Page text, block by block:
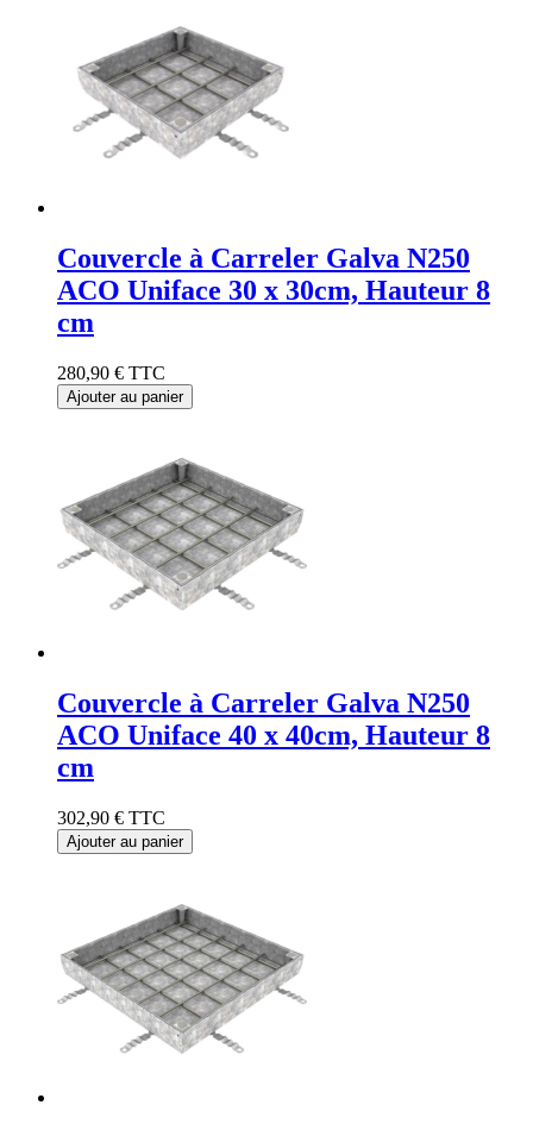
Couvercle à Carreler Galva N250
ACO Uniface 30 x 30cm, Hauteur 8
cm
280,90 € TTC
Ajouter au panier
Couvercle à Carreler Galva N250
ACO Uniface 40 x 40cm, Hauteur 8
cm
302,90 € TTC
Ajouter au panier